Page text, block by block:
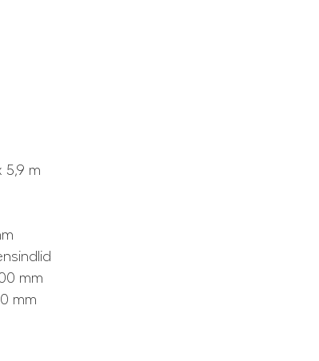
5,9 m
mm
mm